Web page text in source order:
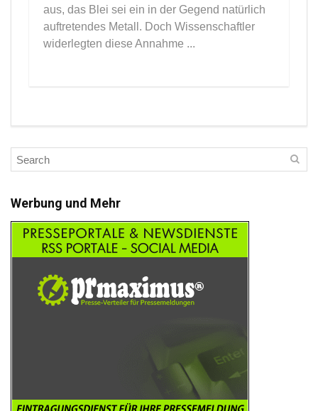
aus, das Blei sei ein in der Gegend natürlich
auftretendes Metall. Doch Wissenschaftler
widerlegten diese Annahme ...
Werbung und Mehr